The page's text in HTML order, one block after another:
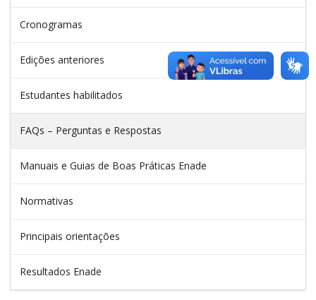
Cronogramas
Edições anteriores
Estudantes habilitados
FAQs – Perguntas e Respostas
Manuais e Guias de Boas Práticas Enade
Normativas
Principais orientações
Resultados Enade